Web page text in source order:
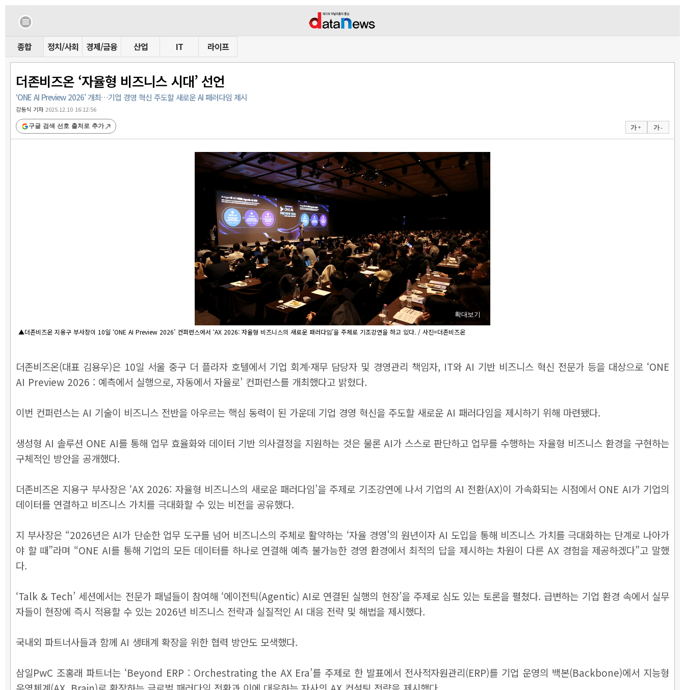
종합 정치/사회 경제/금융 산업 IT 라이프
더존비즈온 ‘자율형 비즈니스 시대’ 선언
‘ONE AI Preview 2026’ 개최…기업 경영 혁신 주도할 새로운 AI 패러다임 제시
강동식 기자2025.12.10 16:12:56
가 + 가 -
구글 검색 선호 출처로 추가
확대보기
▲더존비즈온 지용구 부사장이 10일 ‘ONE AI Preview 2026’ 컨퍼런스에서 ‘AX 2026: 자율형 비즈니스의 새로운 패러다임’을 주제로 기조강연을 하고 있다. / 사진=더존비즈온
더존비즈온(대표 김용우)은 10일 서울 중구 더 플라자 호텔에서 기업 회계·재무 담당자 및 경영관리 책임자, IT와 AI 기반 비즈니스 혁신 전문가 등을 대상으로 ‘ONE
AI Preview 2026 : 예측에서 실행으로, 자동에서 자율로’ 컨퍼런스를 개최했다고 밝혔다.
이번 컨퍼런스는 AI 기술이 비즈니스 전반을 아우르는 핵심 동력이 된 가운데 기업 경영 혁신을 주도할 새로운 AI 패러다임을 제시하기 위해 마련됐다.
생성형 AI 솔루션 ONE AI를 통해 업무 효율화와 데이터 기반 의사결정을 지원하는 것은 물론 AI가 스스로 판단하고 업무를 수행하는 자율형 비즈니스 환경을 구현하는
구체적인 방안을 공개했다.
더존비즈온 지용구 부사장은 ‘AX 2026: 자율형 비즈니스의 새로운 패러다임’을 주제로 기조강연에 나서 기업의 AI 전환(AX)이 가속화되는 시점에서 ONE AI가 기업의
데이터를 연결하고 비즈니스 가치를 극대화할 수 있는 비전을 공유했다.
지 부사장은 “2026년은 AI가 단순한 업무 도구를 넘어 비즈니스의 주체로 활약하는 ‘자율 경영’의 원년이자 AI 도입을 통해 비즈니스 가치를 극대화하는 단계로 나아가
야 할 때”라며 “ONE AI를 통해 기업의 모든 데이터를 하나로 연결해 예측 불가능한 경영 환경에서 최적의 답을 제시하는 차원이 다른 AX 경험을 제공하겠다”고 말했
다.
‘Talk & Tech’ 세션에서는 전문가 패널들이 참여해 ‘에이전틱(Agentic) AI로 연결된 실행의 현장’을 주제로 심도 있는 토론을 펼쳤다. 급변하는 기업 환경 속에서 실무
자들이 현장에 즉시 적용할 수 있는 2026년 비즈니스 전략과 실질적인 AI 대응 전략 및 해법을 제시했다.
국내외 파트너사들과 함께 AI 생태계 확장을 위한 협력 방안도 모색했다.
삼일PwC 조홍래 파트너는 ‘Beyond ERP : Orchestrating the AX Era’를 주제로 한 발표에서 전사적자원관리(ERP)를 기업 운영의 백본(Backbone)에서 지능형